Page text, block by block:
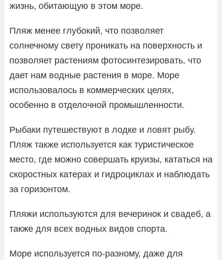
жизнь, обитающую в этом море.
Пляж менее глубокий, что позволяет
солнечному свету проникать на поверхность и
позволяет растениям фотосинтезировать, что
дает нам водные растения в море. Море
использовалось в коммерческих целях,
особенно в отделочной промышленности.
Рыбаки путешествуют в лодке и ловят рыбу.
Пляж также используется как туристическое
место, где можно совершать круизы, кататься на
скоростных катерах и гидроциклах и наблюдать
за горизонтом.
Пляжи используются для вечеринок и свадеб, а
также для всех водных видов спорта.
Море используется по-разному, даже для